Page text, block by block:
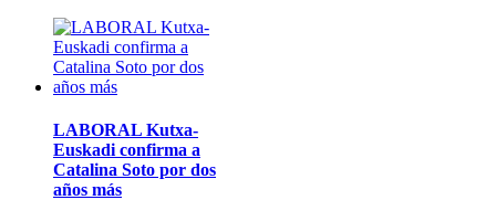
LABORAL Kutxa-
Euskadi confirma a
Catalina Soto por dos
años más